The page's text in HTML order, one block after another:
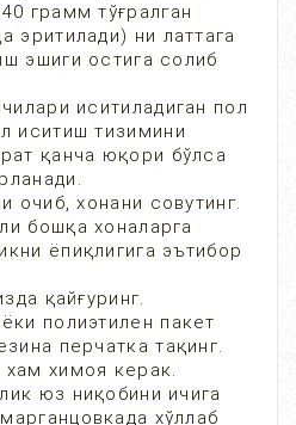
грамм тўғралган
эритилади) ни латтага
эшиги остига солиб
иситиладиган пол
иситиш тизимини
қанча юқори бўлса
хонани совутинг.
бошқа хоналарга
ёпиқлигига эътибор
қайғуринг.
полиэтилен пакет
перчатка тақинг.
хам химоя керак.
юз ниқобини ичига
хўллаб